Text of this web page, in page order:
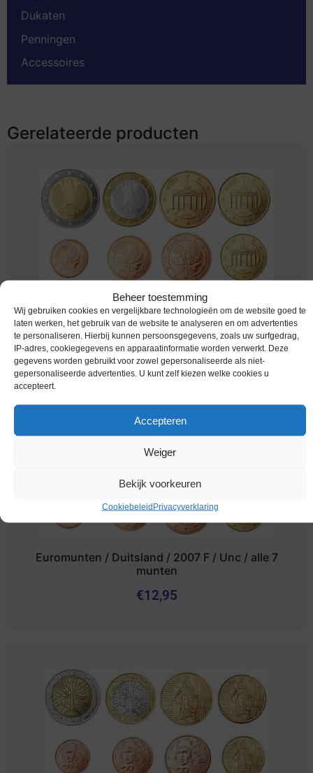
Beheer toestemming
Wij gebruiken cookies en vergelijkbare technologieën om de website goed te
laten werken, het gebruik van de website te analyseren en om advertenties
te personaliseren. Hierbij kunnen persoonsgegevens, zoals uw surfgedrag,
IP-adres, cookiegegevens en apparaatinformatie worden verwerkt. Deze
gegevens worden gebruikt voor zowel gepersonaliseerde als niet-
gepersonaliseerde advertenties. U kunt zelf kiezen welke cookies u
accepteert.
Accepteren
Weiger
Bekijk voorkeuren
CookiebeleidPrivacyverklaring
Dukaten
Penningen
Accessoires
Gerelateerde producten
Euromunten / Duitsland / 2004 J / Unc / alle 8
munten
€12,95
Euromunten / Duitsland / 2007 F / Unc / alle 7
munten
€12,95